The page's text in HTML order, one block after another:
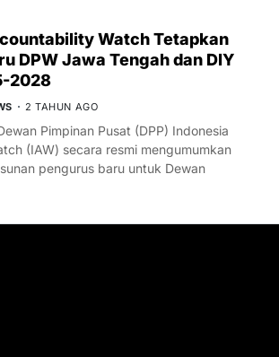
Watch Tetapkan
DPW Jawa Tengah dan DIY
2028
2 TAHUN AGO
Pimpinan Pusat (DPP) Indonesia
(IAW) secara resmi mengumumkan
pengurus baru untuk Dewan